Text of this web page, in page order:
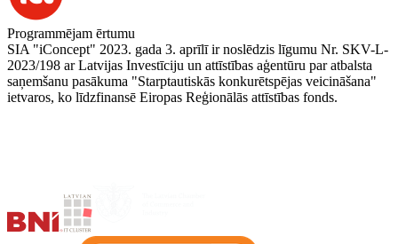
Programmējam ērtumu
SIA "iConcept" 2023. gada 3. aprīlī ir noslēdzis līgumu Nr. SKV-L-
2023/198 ar Latvijas Investīciju un attīstības aģentūru par atbalsta
saņemšanu pasākuma "Starptautiskās konkurētspējas veicināšana"
ietvaros, ko līdzfinansē Eiropas Reģionālās attīstības fonds.